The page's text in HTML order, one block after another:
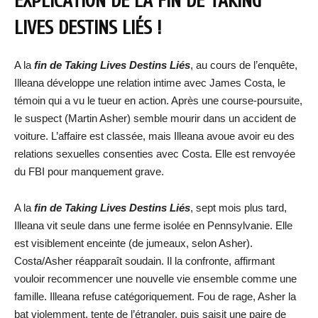
LIVES DESTINS LIÉS !
A la fin de Taking Lives Destins Liés, au cours de l’enquête,
Illeana développe une relation intime avec James Costa, le
témoin qui a vu le tueur en action. Après une course-poursuite,
le suspect (Martin Asher) semble mourir dans un accident de
voiture. L’affaire est classée, mais Illeana avoue avoir eu des
relations sexuelles consenties avec Costa. Elle est renvoyée
du FBI pour manquement grave.
A la fin de Taking Lives Destins Liés, sept mois plus tard,
Illeana vit seule dans une ferme isolée en Pennsylvanie. Elle
est visiblement enceinte (de jumeaux, selon Asher).
Costa/Asher réapparaît soudain. Il la confronte, affirmant
vouloir recommencer une nouvelle vie ensemble comme une
famille. Illeana refuse catégoriquement. Fou de rage, Asher la
bat violemment, tente de l’étrangler, puis saisit une paire de